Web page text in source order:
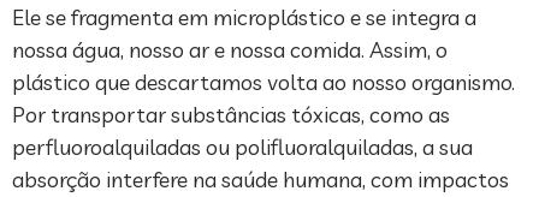
Ele se fragmenta em microplástico e se integra a
nossa água, nosso ar e nossa comida. Assim, o
plástico que descartamos volta ao nosso organismo.
Por transportar substâncias tóxicas, como as
perfluoroalquiladas ou polifluoralquiladas, a sua
absorção interfere na saúde humana, com impactos